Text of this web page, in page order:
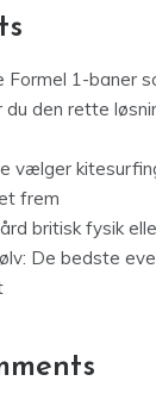
Formel 1-baner
den rette
vælger
frem
britisk fysik
De bedste